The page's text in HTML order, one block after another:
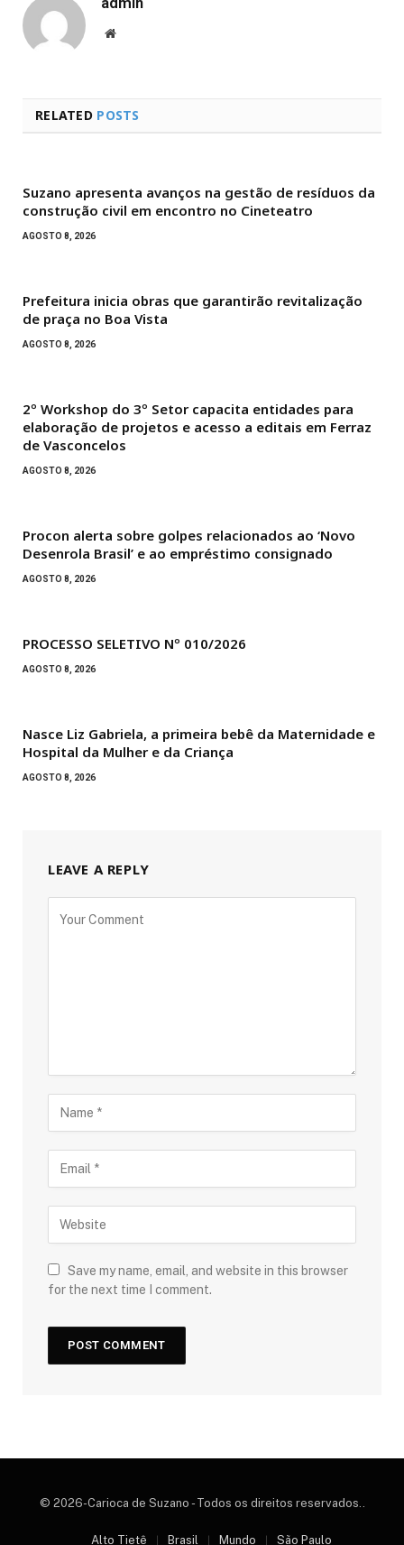
Website
RELATED POSTS
Suzano apresenta avanços na gestão de resíduos da
construção civil em encontro no Cineteatro
AGOSTO 8, 2026
Prefeitura inicia obras que garantirão revitalização
de praça no Boa Vista
AGOSTO 8, 2026
2º Workshop do 3º Setor capacita entidades para
elaboração de projetos e acesso a editais em Ferraz
de Vasconcelos
AGOSTO 8, 2026
Procon alerta sobre golpes relacionados ao ‘Novo
Desenrola Brasil’ e ao empréstimo consignado
AGOSTO 8, 2026
PROCESSO SELETIVO Nº 010/2026
AGOSTO 8, 2026
Nasce Liz Gabriela, a primeira bebê da Maternidade e
Hospital da Mulher e da Criança
AGOSTO 8, 2026
LEAVE A REPLY
Save my name, email, and website in this browser
for the next time I comment.
© 2026-Carioca de Suzano - Todos os direitos reservados..
Alto Tietê Brasil Mundo São Paulo